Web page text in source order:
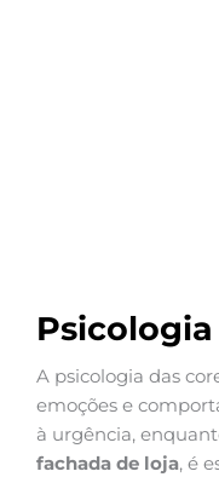
A psicologia das
emoções e
à urgência,
fachada de loja, é